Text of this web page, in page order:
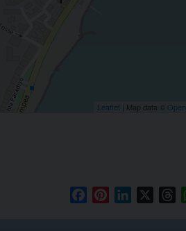
Leaflet | Map data ©
FacebookPinterestLinkedIn